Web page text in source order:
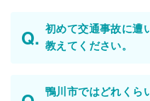
初めて交通事故に遭
教えてください。
鴨川市ではどれくら